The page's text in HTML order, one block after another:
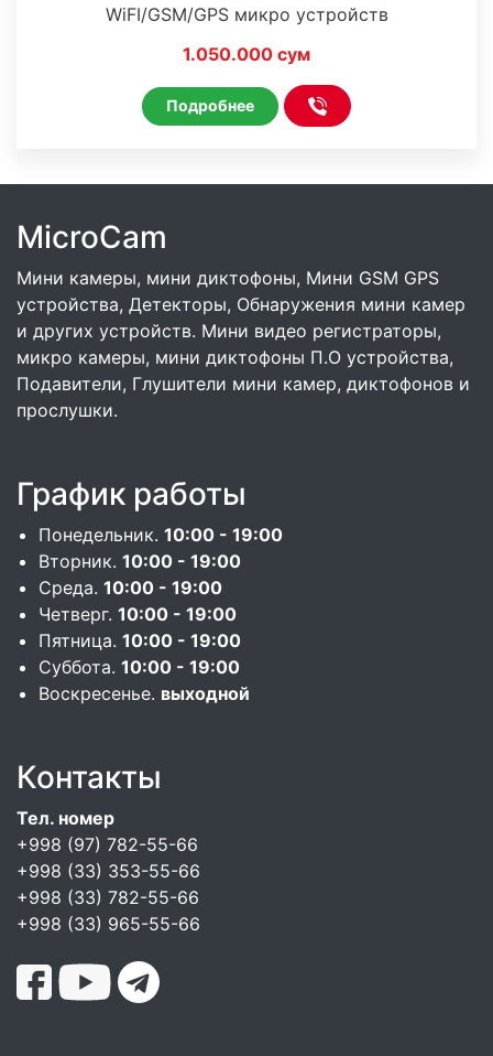
WiFI/GSM/GPS микро устройств
1.050.000 сум
Подробнее
MicroCam
Мини камеры, мини диктофоны, Мини GSM GPS
устройства, Детекторы, Обнаружения мини камер
и других устройств. Мини видео регистраторы,
микро камеры, мини диктофоны П.О устройства,
Подавители, Глушители мини камер, диктофонов и
прослушки.
График работы
Понедельник. 10:00 - 19:00
Вторник. 10:00 - 19:00
Среда. 10:00 - 19:00
Четверг. 10:00 - 19:00
Пятница. 10:00 - 19:00
Суббота. 10:00 - 19:00
Воскресенье. выходной
Контакты
Тел. номер
+998 (97) 782-55-66
+998 (33) 353-55-66
+998 (33) 782-55-66
+998 (33) 965-55-66